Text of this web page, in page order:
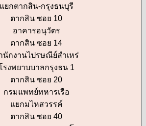
แยกตากสิน-กรุงธนบุรี
ตากสิน ซอย 10
อาคารอนุวัตร
ตากสิน ซอย 14
นักงานไปรษณีย์สำเหร่
รงพยาบบาลกรุงธน 1
ตากสิน ซอย 20
กรมแพทย์ทหารเรือ
แยกมไหสวรรค์
ตากสิน ซอย 40